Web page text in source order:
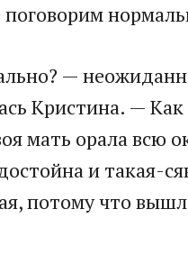
—
Кристина. — Как
мать орала всю
и такая-
потому что